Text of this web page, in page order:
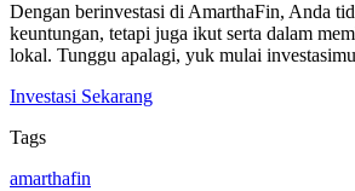
Dengan berinvestasi di AmarthaFin, Anda
keuntungan, tetapi juga ikut serta dalam
lokal. Tunggu apalagi, yuk mulai
Investasi Sekarang
Tags
amarthafin